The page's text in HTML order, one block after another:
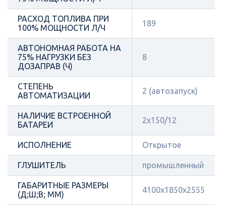
РАСХОД ТОПЛИВА ПРИ
100% МОЩНОСТИ Л/Ч
189
АВТОНОМНАЯ РАБОТА НА
75% НАГРУЗКИ БЕЗ
ДОЗАПРАВ (Ч)
8
СТЕПЕНЬ
АВТОМАТИЗАЦИИ
2 (автозапуск)
НАЛИЧИЕ ВСТРОЕННОЙ
БАТАРЕИ
2х150/12
ИСПОЛНЕНИЕ Открытое
ГЛУШИТЕЛЬ промышленный
ГАБАРИТНЫЕ РАЗМЕРЫ
(Д;Ш;В; ММ)
4100х1850х2555